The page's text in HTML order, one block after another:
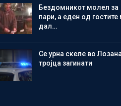
Бездомникот молел за
пари, а еден од гостите
дал…
Се урна скеле во
тројца загинати